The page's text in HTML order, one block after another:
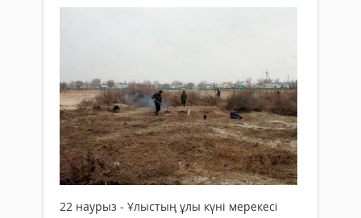
22 наурыз - Ұлыстың ұлы күні мерекесі